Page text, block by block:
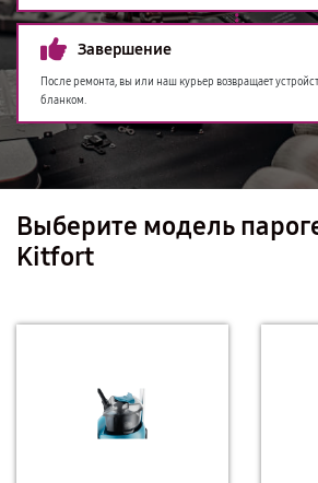
Завершение
После ремонта, вы или наш курьер возвращает
бланком.
Выберите модель
Kitfort